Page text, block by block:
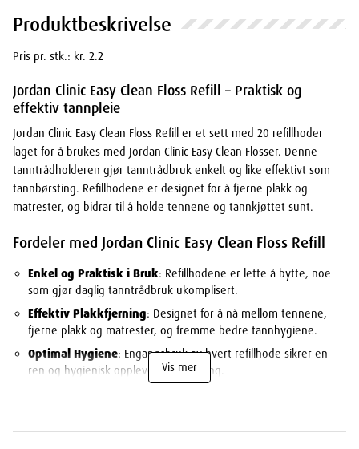
Produktbeskrivelse
Pris pr. stk.: kr. 2.2
Jordan Clinic Easy Clean Floss Refill – Praktisk og
effektiv tannpleie
Jordan Clinic Easy Clean Floss Refill er et sett med 20 refillhoder
laget for å brukes med Jordan Clinic Easy Clean Flosser. Denne
tanntrådholderen gjør tanntrådbruk enkelt og like effektivt som
tannbørsting. Refillhodene er designet for å fjerne plakk og
matrester, og bidrar til å holde tennene og tannkjøttet sunt.
Fordeler med Jordan Clinic Easy Clean Floss Refill
Enkel og Praktisk i Bruk: Refillhodene er lette å bytte, noe
som gjør daglig tanntrådbruk ukomplisert.
Effektiv Plakkfjerning: Designet for å nå mellom tennene,
fjerne plakk og matrester, og fremme bedre tannhygiene.
Optimal Hygiene: Engangsbruk av hvert refillhode sikrer en
ren og hygienisk opplevelse hver gang.
Vis mer